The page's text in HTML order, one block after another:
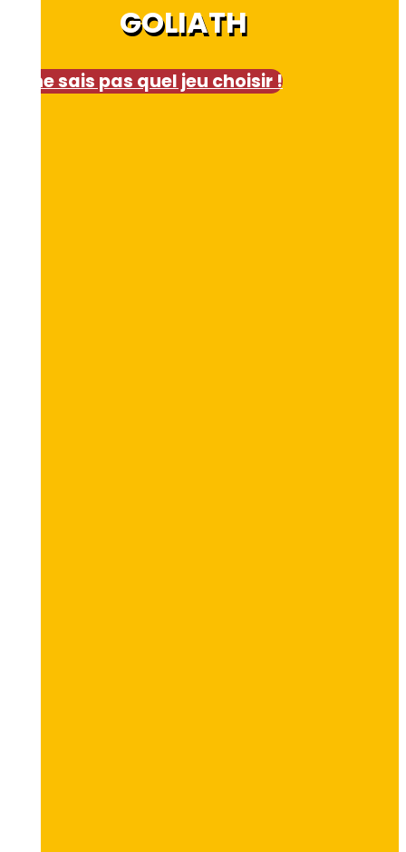
GOLIATH
Je ne sais pas quel jeu choisir !